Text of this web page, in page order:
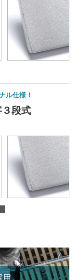
ル仕様！
段式
用